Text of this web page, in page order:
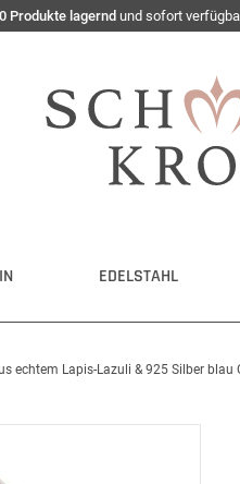
Produkte lagernd und sofort
EDELSTAHL
echtem Lapis-Lazuli & 925 Silber blau